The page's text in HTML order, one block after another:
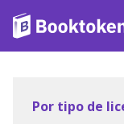
Por tipo de